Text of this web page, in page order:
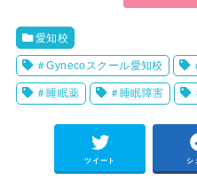
愛知校
＃Gynecoスクール愛知校
＃睡眠薬 ＃睡眠障害
ツイート シ